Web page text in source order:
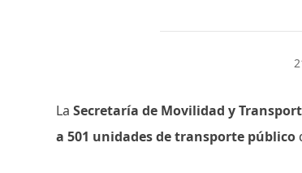
La Secretaría de Movilidad y
a 501 unidades de transporte público